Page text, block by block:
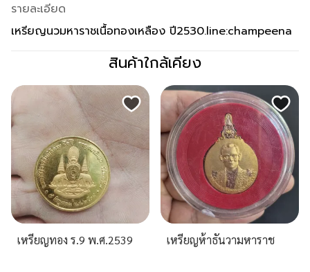
รายละเอียด
เหรียญนวมหาราชเนื้อทองเหลือง​ ปี2530.line:champeena
สินค้าใกล้เคียง
เหรียญทอง ร.9 พ.ศ.2539 เหรียญห้าธันวามหาราช